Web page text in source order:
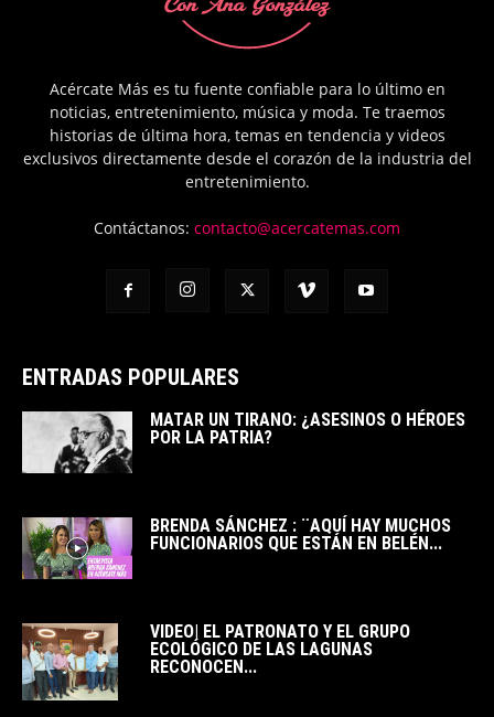
Acércate Más es tu fuente confiable para lo último en
noticias, entretenimiento, música y moda. Te traemos
historias de última hora, temas en tendencia y videos
exclusivos directamente desde el corazón de la industria del
entretenimiento.
Contáctanos: contacto@acercatemas.com
ENTRADAS POPULARES
MATAR UN TIRANO: ¿ASESINOS O HÉROES
POR LA PATRIA?
BRENDA SÁNCHEZ : ¨AQUÍ HAY MUCHOS
FUNCIONARIOS QUE ESTÁN EN BELÉN...
VIDEO| EL PATRONATO Y EL GRUPO
ECOLÓGICO DE LAS LAGUNAS
RECONOCEN...